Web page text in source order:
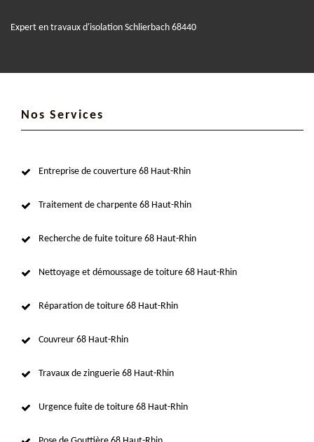
Expert en travaux d'isolation Schlierbach 68440
Nos Services
Entreprise de couverture 68 Haut-Rhin
Traitement de charpente 68 Haut-Rhin
Recherche de fuite toiture 68 Haut-Rhin
Nettoyage et démoussage de toiture 68 Haut-Rhin
Réparation de toiture 68 Haut-Rhin
Couvreur 68 Haut-Rhin
Travaux de zinguerie 68 Haut-Rhin
Urgence fuite de toiture 68 Haut-Rhin